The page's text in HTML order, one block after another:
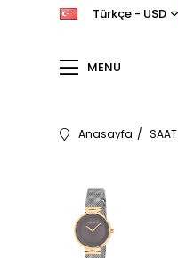
MENU
Türkçe - USD
Anasayfa SAAT